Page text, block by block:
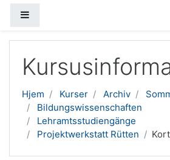
Hjem Kurser Archiv
Bildungswissenschaften
Lehramtsstudiengänge
Projektwerkstatt Rütten